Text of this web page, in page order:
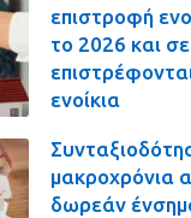
επιστροφή
το 2026 και
ενοίκια
μακροχρόνια
δωρεάν